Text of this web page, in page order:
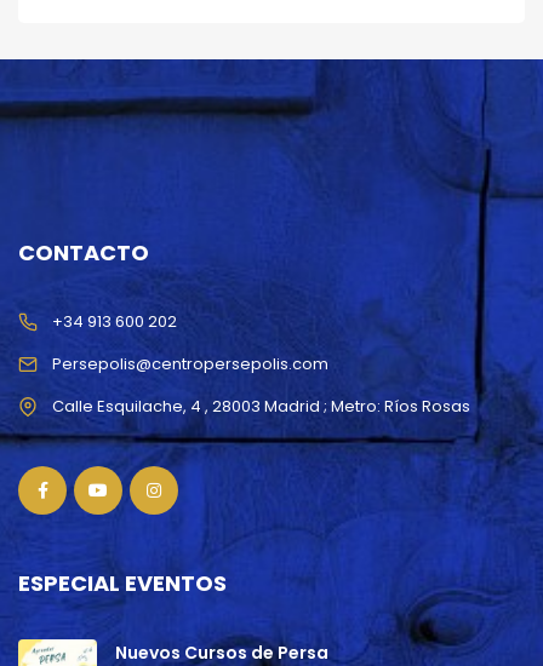
CONTACTO
Persepolis@centropersepolis.com
+34 913 600 202
ESPECIAL EVENTOS
Nuevos Cursos de Persa